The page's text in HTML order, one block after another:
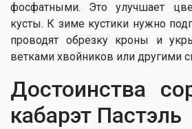
фосфатными. Это улучшает
кусты. К зиме кустики нужно
проводят обрезку кроны и
ветками хвойников или другими
Достоинства
кабарэт Пастэль